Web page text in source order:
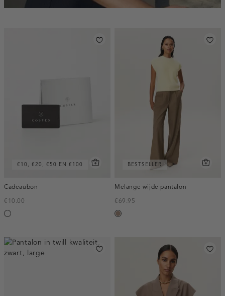
€10, €20, €50 EN €100
Cadeaubon
€10.00
Silver
BESTSELLER
Melange wijde pantalon
€69.95
taupe,